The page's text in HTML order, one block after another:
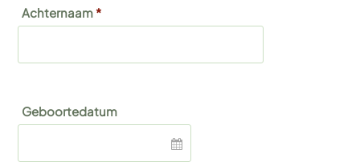
Achternaam *
Geboortedatum